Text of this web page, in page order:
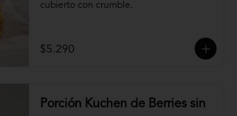
cubierto con crumble.
$5.290
Porción Kuchen de Berries sin